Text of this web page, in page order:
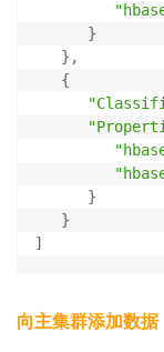
}
} ,
{
}
}
]
向主集群添加数据